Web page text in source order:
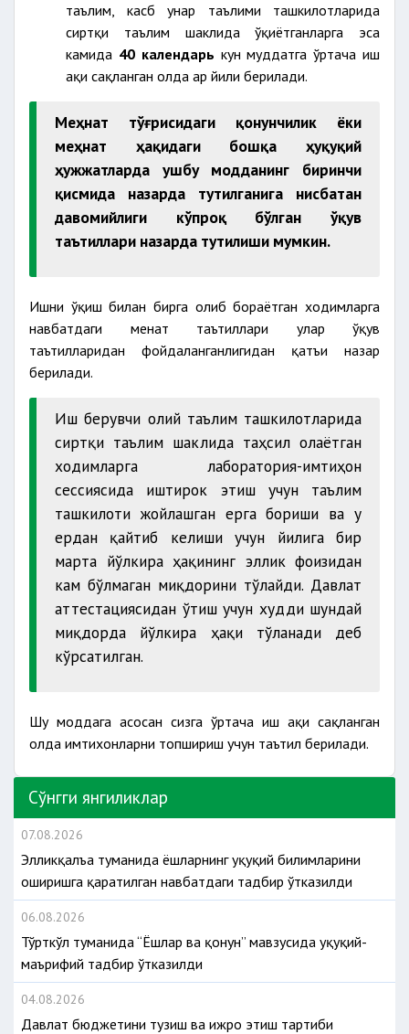
таълим, касб ҳунар таълими ташкилотларида
сиртқи таълим шаклида ўқиётганларга эса
камида 40 календарь кун муддатга ўртача иш
ҳақи сақланган ҳолда ҳар йили берилади.
Меҳнат тўғрисидаги қонунчилик ёки
меҳнат ҳақидаги бошқа ҳуқуқий
ҳужжатларда ушбу модданинг биринчи
қисмида назарда тутилганига нисбатан
давомийлиги кўпроқ бўлган ўқув
таътиллари назарда тутилиши мумкин.
Ишни ўқиш билан бирга олиб бораётган ходимларга
навбатдаги меҳнат таътиллари улар ўқув
таътилларидан фойдаланганлигидан қатъи назар
берилади.
Иш берувчи олий таълим ташкилотларида
сиртқи таълим шаклида таҳсил олаётган
ходимларга лаборатория-имтиҳон
сессиясида иштирок этиш учун таълим
ташкилоти жойлашган ерга бориши ва у
ердан қайтиб келиши учун йилига бир
марта йўлкира ҳақининг эллик фоизидан
кам бўлмаган миқдорини тўлайди. Давлат
аттестациясидан ўтиш учун худди шундай
миқдорда йўлкира ҳақи тўланади деб
кўрсатилган.
Шу моддага асосан сизга ўртача иш ҳақи сақланган
ҳолда имтихонларни топшириш учун таътил берилади.
Сўнгги янгиликлар
07.08.2026
Элликқалъа туманида ёшларнинг ҳуқуқий билимларини
оширишга қаратилган навбатдаги тадбир ўтказилди
06.08.2026
Тўрткўл туманида “Ёшлар ва қонун” мавзусида ҳуқуқий-
маърифий тадбир ўтказилди
04.08.2026
Давлат бюджетини тузиш ва ижро этиш тартиби